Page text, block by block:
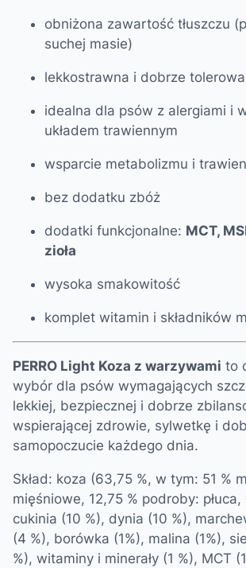
obniżona zawartość tłuszczu
suchej masie)
lekkostrawna i dobrze
idealna dla psów z alergiami i
układem trawiennym
wsparcie metabolizmu i
bez dodatku zbóż
dodatki funkcjonalne: MCT,
zioła
wysoka smakowitość
komplet witamin i składników
PERRO Light Koza z warzywami to
wybór dla psów wymagających
lekkiej, bezpiecznej i dobrze
wspierającej zdrowie, sylwetkę i
samopoczucie każdego dnia.
Skład: koza (63,75 %, w tym: 51 %
mięśniowe, 12,75 % podroby:
cukinia (10 %), dynia (10 %),
(4 %), borówka (1%), malina (1%),
%), witaminy i minerały (1 %), MCT